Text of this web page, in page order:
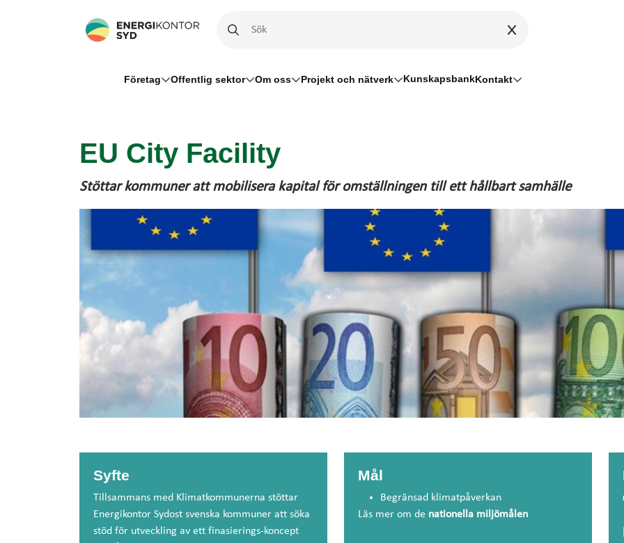
Företag Offentlig sektor Om oss Projekt och nätverk KunskapsbankKontakt
EU City Facility
Stöttar kommuner att mobilisera kapital för omställningen till ett hållbart samhälle
Syfte
Tillsammans med Klimatkommunerna stöttar
Energikontor Sydost svenska kommuner att söka
stöd för utveckling av ett finasierings-koncept
Mål
Begränsad klimatpåverkan
Läs mer om de nationella miljömålen